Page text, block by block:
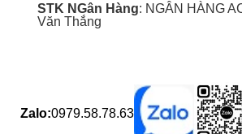
STK NGân Hàng: NGÂN HÀNG
Văn Thắng
Zalo:0979.58.78.63